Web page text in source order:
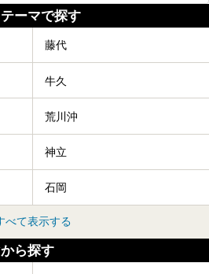
トが実施されます。
祭は終了いたしました。
ーマで探す
藤代
牛久
荒川沖
神立
石岡
べて表示する
ら探す